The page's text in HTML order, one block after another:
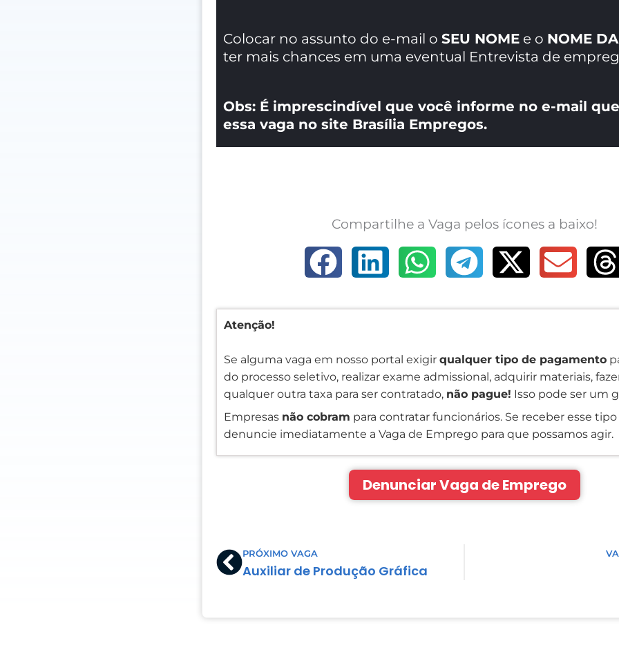
Colocar no assunto do e-mail oSEU NOME e o NOME
ter mais chances em uma eventual Entrevista de
Obs: É imprescindível que você informe no e-mail
essa vaga no site Brasília Empregos.
Compartilhe a Vaga pelos ícones a baixo!
Atenção!
Se alguma vaga em nosso portal exigirqualquer tipo de pagamento
do processo seletivo, realizar exame admissional, adquirir materiais,
qualquer outra taxa para ser contratado, não pague! Isso pode ser um
Empresas não cobram para contratar funcionários. Se receber esse
denuncie imediatamente a Vaga de Emprego para que possamos agir.
Denunciar Vaga de Emprego
PrevPRÓXIMO VAGA
Auxiliar de Produção Gráfica